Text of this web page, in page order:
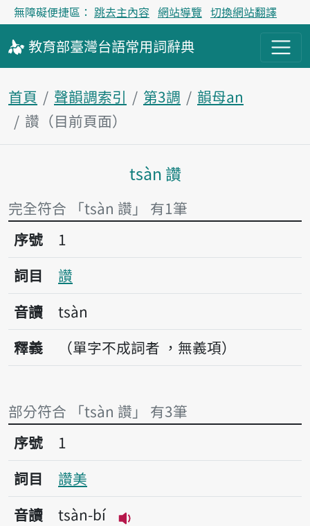
無障礙便捷區： 跳去主內容 網站導覽 切換網站翻譯
教育部臺灣台語常用詞辭典
首頁 聲韻調索引 第3調
韻母an
讚（目前頁面）
主內容區塊
tsàn 讚
完全符合 「tsàn 讚」 有1筆
序號1讚
序號
1
詞目
讚
音讀
tsàn
釋義
（單字不成詞者 ，無義項）
部分符合 「tsàn 讚」 有3筆
序號1讚美
序號
1
詞目
讚美
音讀
tsàn-bí